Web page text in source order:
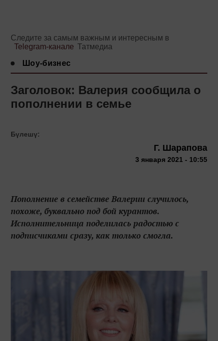
Следите за самым важным и интересным в
Telegram-канале
Татмедиа
Шоу-бизнес
Заголовок: Валерия сообщила о
пополнении в семье
Бүлешү:
Г. Шарапова
3 января 2021 - 10:55
Пополнение в семействе Валерии случилось,
похоже, буквально под бой курантов.
Исполнительница поделилась радостью с
подписчиками сразу, как только смогла.